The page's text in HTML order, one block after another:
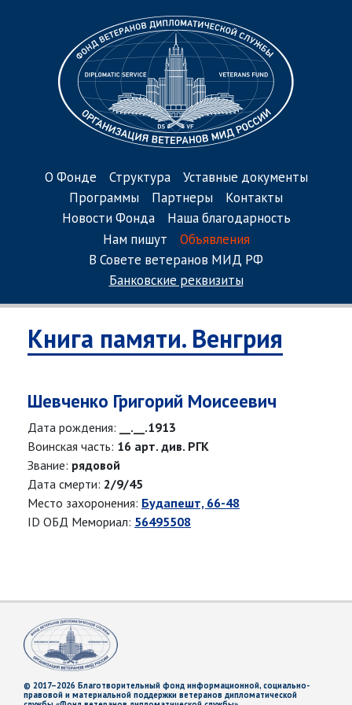
О Фонде Структура
Уставные документы
Программы
Партнеры
Контакты
Новости Фонда
Наша благодарность
Нам пишут
Объявления
В Совете ветеранов МИД РФ
Банковские реквизиты
Книга памяти. Венгрия
Шевченко Григорий Моисеевич
Дата рождения:
__.__.1913
Воинская часть: 16 арт. див. РГК
Звание: рядовой
Дата смерти: 2/9/45
Место захоронения: Будапешт, 66-48
ID ОБД Мемориал: 56495508
© 2017–2026 Благотворительный фонд информационной, социально-
правовой и материальной поддержки ветеранов дипломатической